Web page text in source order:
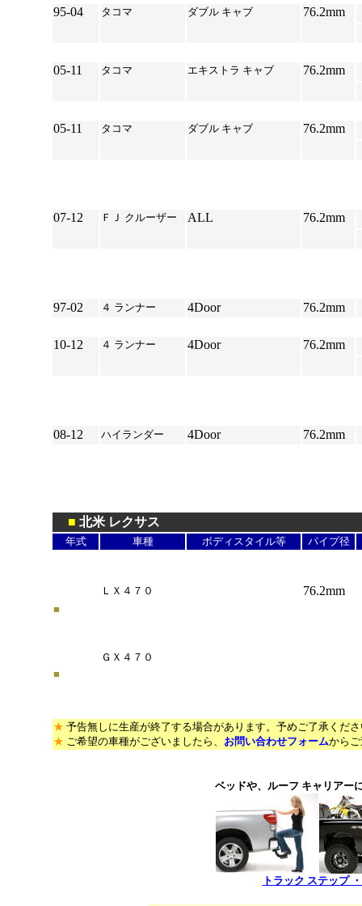
95-04
タコマ ダブル キャブ 76.2mm
05-11
タコマ エキストラ キャブ 76.2mm
05-11
タコマ ダブル キャブ 76.2mm
07-12 ＦＪ クルーザー ALL 76.2mm
97-02 ４ ランナー 4Door
76.2mm
10-12
４ ランナー 4Door 76.2mm
08-12 ハイランダー 4Door
76.2mm
■ 北米 レクサス
年式 車種 ボディスタイル等 パイプ径
ＬＸ４７０ 76.2mm
■
ＧＸ４７０
■
★ 予告無しに生産が終了する場合があります。予めご了承くだ
★ ご希望の車種がございましたら、 お問い合わせフォームから
ベッドや、ルーフ キャリアー
トラック ステップ